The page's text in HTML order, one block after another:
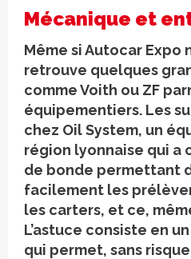
Mécanique et
Même si Autocar Expo
retrouve quelques
comme Voith ou ZF
équipementiers. Les
chez Oil System, un
région lyonnaise qui a
de bonde permettant
facilement les
les carters, et ce,
L’astuce consiste en
qui permet, sans